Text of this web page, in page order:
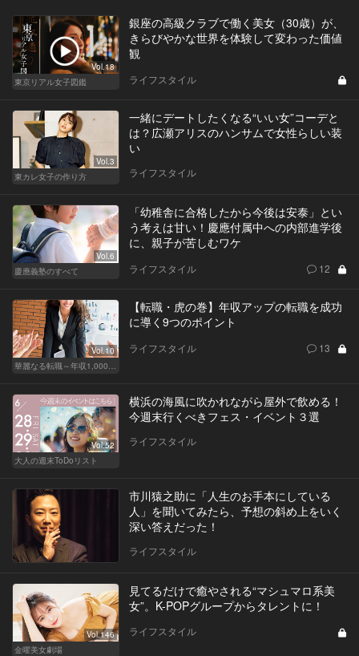
Vol.18
東京リアル女子図鑑
銀座の高級クラブで働く美女（30歳）が、
きらびやかな世界を体験して変わった価値
観
ライフスタイル
Vol.3
東カレ女子の作り方
一緒にデートしたくなる“いい女”コーデと
は？広瀬アリスのハンサムで女性らしい装
い
ライフスタイル
Vol.6
慶應義塾のすべて
「幼稚舎に合格したから今後は安泰」とい
う考えは甘い！慶應付属中への内部進学後
に、親子が苦しむワケ
ライフスタイル 12
Vol.10
華麗なる転職～年収1,000万超の道～
【転職・虎の巻】年収アップの転職を成功
に導く9つのポイント
ライフスタイル 13
Vol.52
大人の週末ToDoリスト
横浜の海風に吹かれながら屋外で飲める！
今週末行くべきフェス・イベント３選
ライフスタイル
市川猿之助に「人生のお手本にしている
人」を聞いてみたら、予想の斜め上をいく
深い答えだった！
ライフスタイル
Vol.146
金曜美女劇場
見てるだけで癒やされる“マシュマロ系美
女”。K-POPグループからタレントに！
ライフスタイル